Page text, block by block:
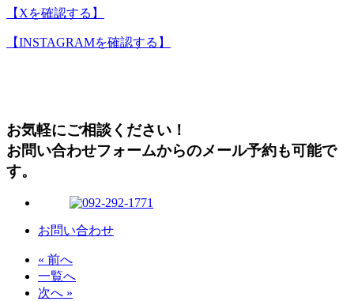
【Xを確認する】
【INSTAGRAMを確認する】
お気軽にご相談ください！
お問い合わせフォームからのメール予約も可能で
す。
お問い合わせ
« 前へ
一覧へ
次へ »